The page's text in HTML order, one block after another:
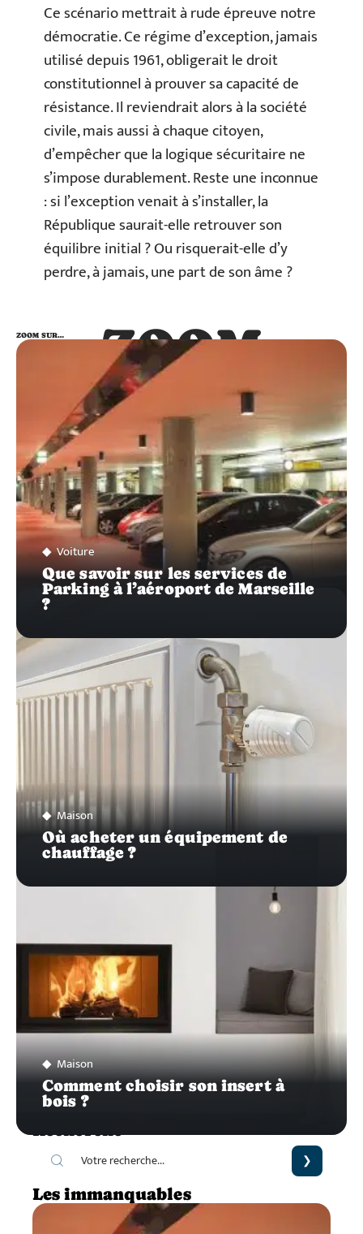
Ce scénario mettrait à rude épreuve notre
démocratie. Ce régime d’exception, jamais
utilisé depuis 1961, obligerait le droit
constitutionnel à prouver sa capacité de
résistance. Il reviendrait alors à la société
civile, mais aussi à chaque citoyen,
d’empêcher que la logique sécuritaire ne
s’impose durablement. Reste une inconnue
: si l’exception venait à s’installer, la
République saurait-elle retrouver son
équilibre initial ? Ou risquerait-elle d’y
perdre, à jamais, une part de son âme ?
ZOOM
SUR…
ZOOM SUR…
Voiture
Que savoir sur les services de
Parking à l’aéroport de Marseille
?
Maison
Où acheter un équipement de
chauffage ?
Maison
Comment choisir son insert à
bois ?
Les immanquables